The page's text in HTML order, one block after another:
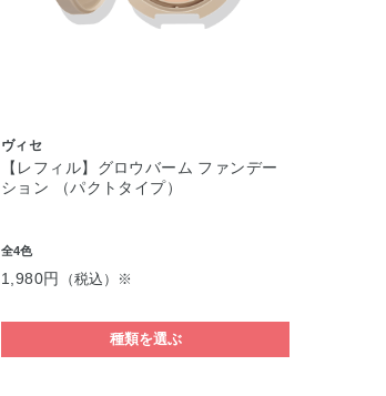
ヴィセ
【レフィル】グロウバーム ファンデー
ション （パクトタイプ）
全4色
1,980円 （税込）※
種類を選ぶ